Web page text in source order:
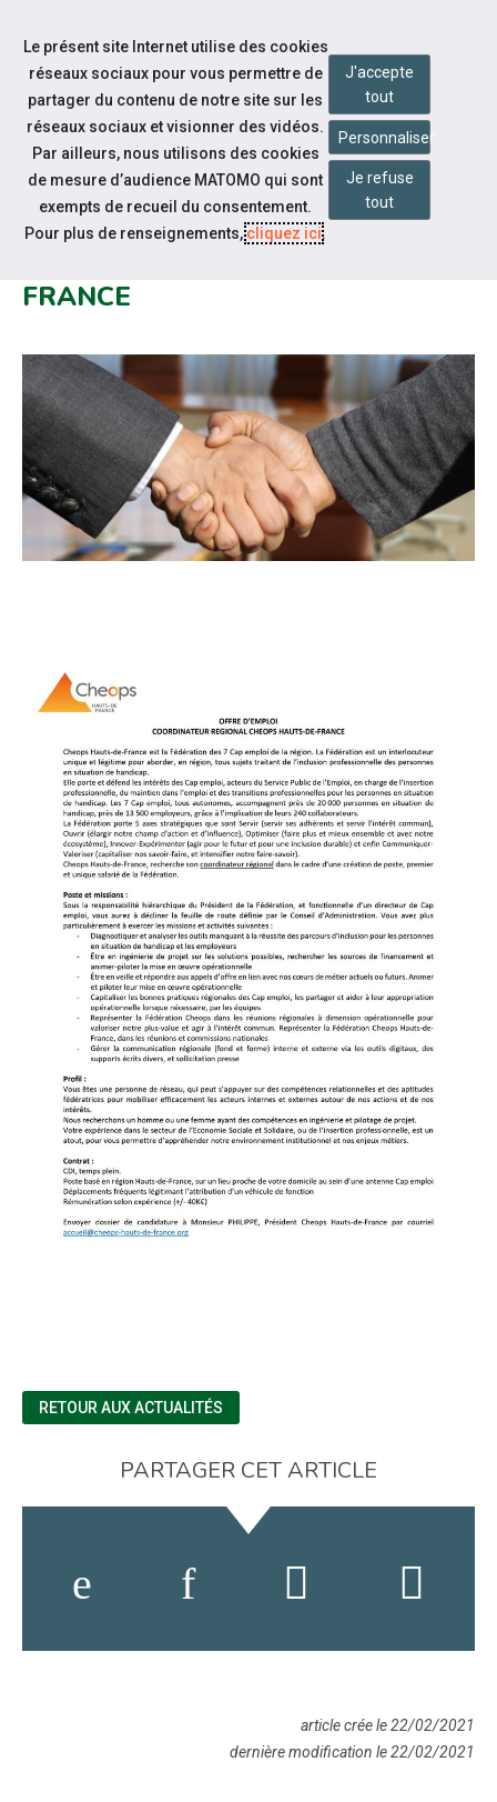
Aller au contenu
Notre actualité
OFFRE D’EMPLOI COORDINATEUR
FRANCE
RETOUR AUX ACTUALITÉS
PARTAGER CET ARTICLE
article crée le 22/02/2021
dernière modification le 22/02/2021
Le présent site Internet utilise des cookies
réseaux sociaux pour vous permettre de
partager du contenu de notre site sur les
réseaux sociaux et visionner des vidéos.
Par ailleurs, nous utilisons des cookies
de mesure d’audience MATOMO qui sont
exempts de recueil du consentement.
Pour plus de renseignements,cliquez ici.
J'accepte
tout
Personnaliser
Je refuse
tout